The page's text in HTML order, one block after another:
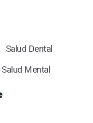
Salud Dental
Salud Mental